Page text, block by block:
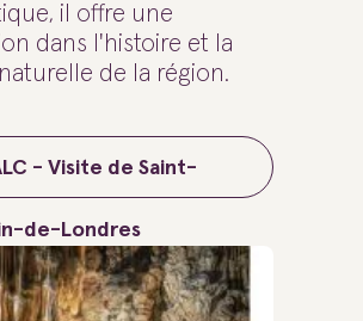
il offre une
dans l'histoire et la
de la région.
- Visite de Saint-
de-Londres